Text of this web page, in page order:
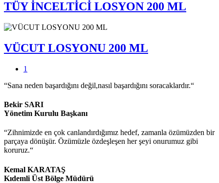
TÜY İNCELTİCİ LOSYON 200 ML
VÜCUT LOSYONU 200 ML
1
“Sana neden başardığını değil,nasıl başardığını soracaklardır.“
Bekir SARI
Yönetim Kurulu Başkanı
“Zihnimizde en çok canlandırdığımız hedef, zamanla özümüzden bir
parçaya dönüşür. Özümüzle özdeşleşen her şeyi onurumuz gibi
koruruz.“
Kemal KARATAŞ
Kıdemli Üst Bölge Müdürü